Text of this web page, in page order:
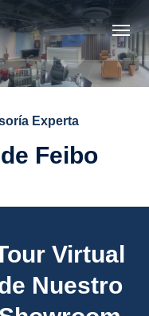
Experta
Feibo
Virtual
Nuestro